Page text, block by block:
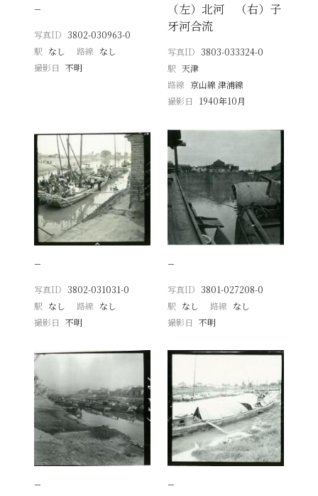
−
写真ID 3802-030963-0
駅 なし 路線 なし
撮影日
不明
（左）北河 （右）子
牙河合流
写真ID 3803-033324-0
駅 天津
路線 京山線 津浦線
撮影日
1940年10月
−
写真ID 3802-031031-0
駅 なし 路線 なし
撮影日
不明
−
写真ID 3801-027208-0
駅 なし 路線 なし
撮影日 不明
− −